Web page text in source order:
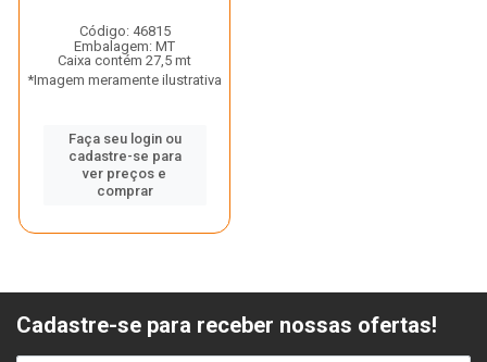
Código: 46815
Embalagem: MT
Caixa contém 27,5 mt
*Imagem meramente ilustrativa
Faça seu login ou
cadastre-se para
ver preços e
comprar
Cadastre-se para receber nossas ofertas!